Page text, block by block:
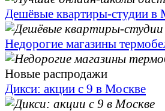
Дешёвые квартиры-студии в
Недорогие магазины
Новые распродажи
Дикси: акции с 9 в Москве